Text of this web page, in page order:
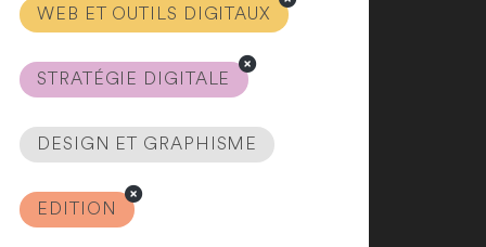
WEB ET OUTILS DIGITAUX
STRATÉGIE DIGITALE
DESIGN ET GRAPHISME
EDITION